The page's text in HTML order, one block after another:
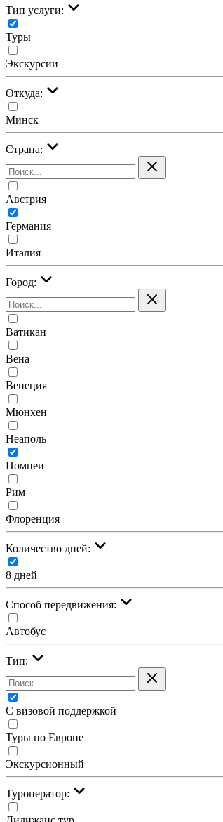
Тип услуги:
Туры
Экскурсии
Откуда:
Минск
Страна:
Австрия
Германия
Италия
Город:
Ватикан
Вена
Венеция
Мюнхен
Неаполь
Помпеи
Рим
Флоренция
Количество дней:
8 дней
Cпособ передвижения:
Автобус
Тип:
С визовой поддержкой
Туры по Европе
Экскурсионный
Туроператор: